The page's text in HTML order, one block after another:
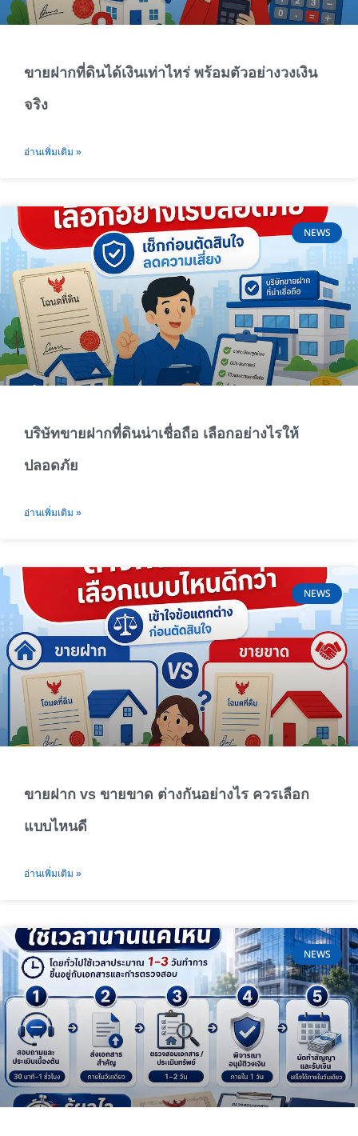
ขายฝากที่ดินได้เงินเท่าไหร่ พร้อมตัวอย่างวงเงิน
จริง
อ่านเพิ่มเติม »
NEWS
บริษัทขายฝากที่ดินน่าเชื่อถือ เลือกอย่างไรให้
ปลอดภัย
อ่านเพิ่มเติม »
NEWS
ขายฝาก vs ขายขาด ต่างกันอย่างไร ควรเลือก
แบบไหนดี
อ่านเพิ่มเติม »
NEWS